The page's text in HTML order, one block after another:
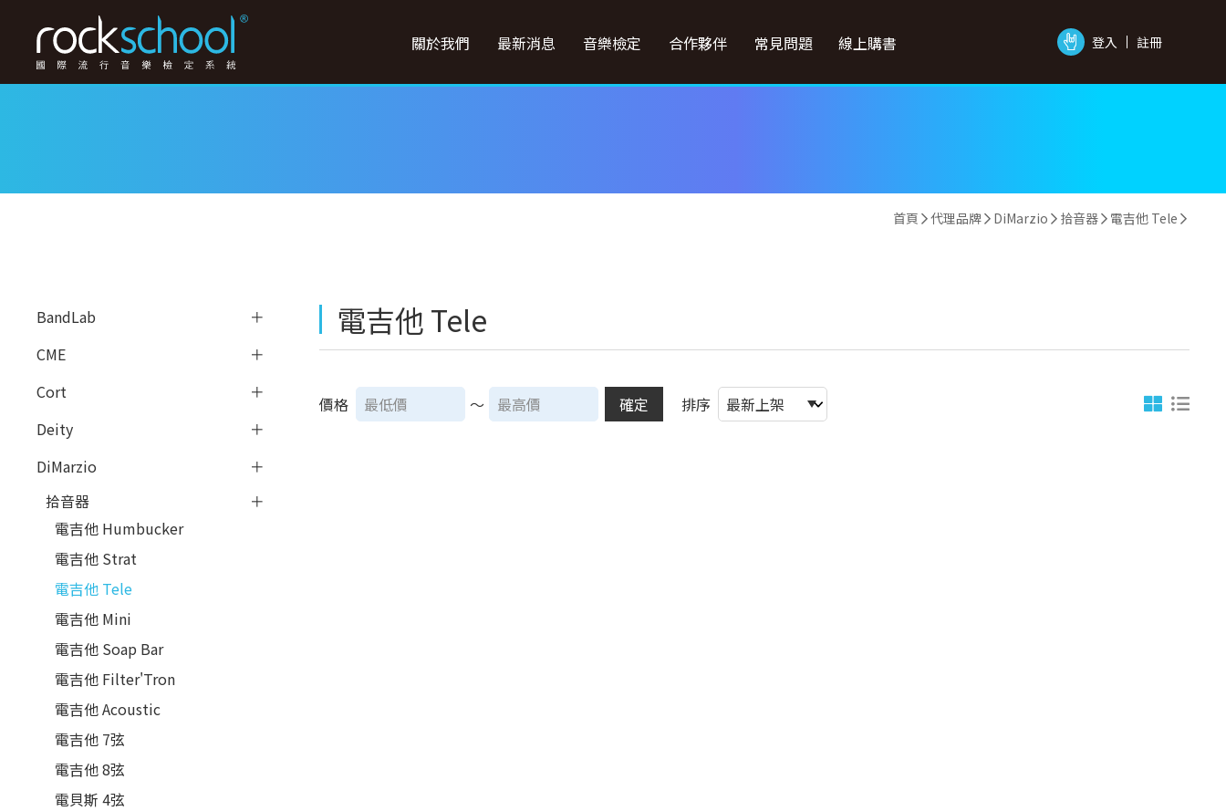
登入 註冊
關於我們 最新消息 音樂檢定 合作夥伴 常見問題 線上購書
首頁 代理品牌 DiMarzio 拾音器 電吉他 Tele
BandLab
CME
Cort
Deity
DiMarzio
拾音器
電吉他 Humbucker
電吉他 Strat
電吉他 Tele
電吉他 Mini
電吉他 Soap Bar
電吉他 Filter'Tron
電吉他 Acoustic
電吉他 7弦
電吉他 8弦
電貝斯 4弦
電吉他 Tele
價格 ～ 確定 排序